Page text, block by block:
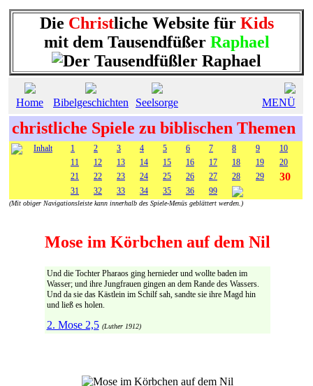
Die Christliche Website für Kids
mit dem Tausendfüßer Raphael
Home Bibelgeschichten Seelsorge MENÜ
christliche Spiele zu biblischen Themen
Inhalt 1 2 3 4 5 6 7 8 9
10
11
12 13 14 15 16 17 18 19
20
21
22 23 24 25 26 27 28 29 30
31 32 33 34 35 36 99
(Mit obiger Navigationsleiste kann innerhalb des Spiele-Menüs geblättert werden.)
Mose im Körbchen auf dem Nil
Und die Tochter Pharaos ging hernieder und wollte baden im
Wasser; und ihre Jungfrauen gingen an dem Rande des Wassers.
Und da sie das Kästlein im Schilf sah, sandte sie ihre Magd hin
und ließ es holen.
2. Mose 2,5 (Luther 1912)